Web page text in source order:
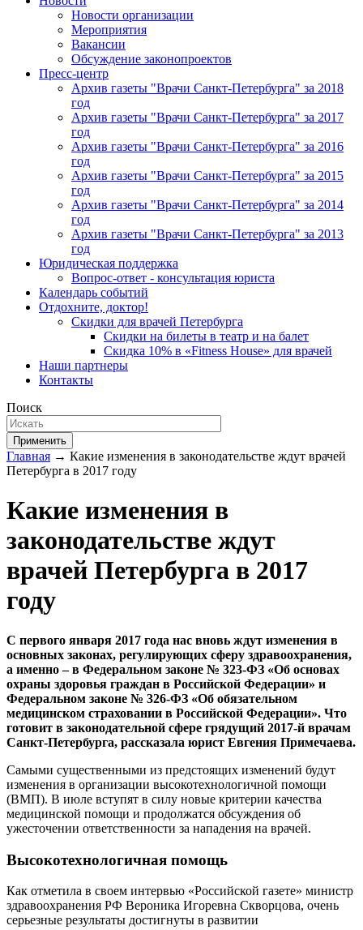
Новости организации
Мероприятия
Вакансии
Обсуждение законопроектов
Пресс-центр
Архив газеты "Врачи Санкт-Петербурга" за 2018
год
Архив газеты "Врачи Санкт-Петербурга" за 2017
год
Архив газеты "Врачи Санкт-Петербурга" за 2016
год
Архив газеты "Врачи Санкт-Петербурга" за 2015
год
Архив газеты "Врачи Санкт-Петербурга" за 2014
год
Архив газеты "Врачи Санкт-Петербурга" за 2013
год
Юридическая поддержка
Вопрос-ответ - консультация юриста
Календарь событий
Отдохните, доктор!
Скидки для врачей Петербурга
Скидки на билеты в театр и на балет
Скидка 10% в «Fitness House» для врачей
Наши партнеры
Контакты
Поиск
Применить
Главная → Какие изменения в законодательстве ждут врачей
Петербурга в 2017 году
Какие изменения в
законодательстве ждут
врачей Петербурга в 2017
году
С первого января 2017 года нас вновь ждут изменения в
основных законах, регулирующих сферу здравоохранения,
а именно – в Федеральном законе № 323-ФЗ «Об основах
охраны здоровья граждан в Российской Федерации» и
Федеральном законе № 326-ФЗ «Об обязательном
медицинском страховании в Российской Федерации». Что
готовит в законодательной сфере грядущий 2017-й врачам
Санкт-Петербурга, рассказала юрист Евгения Примечаева.
Самыми существенными из предстоящих изменений будут
изменения в организации высокотехнологичной помощи
(ВМП). В июле вступят в силу новые критерии качества
медицинской помощи и продолжатся обсуждения об
ужесточении ответственности за нападения на врачей.
Высокотехнологичная помощь
Как отметила в своем интервью «Российской газете» министр
здравоохранения РФ Вероника Игоревна Скворцова, очень
серьезные результаты достигнуты в развитии